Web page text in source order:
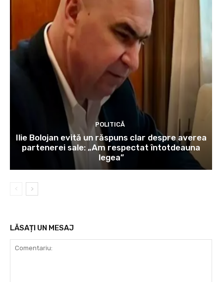
POLITICĂ
Ilie Bolojan evită un răspuns clar despre averea
partenerei sale: „Am respectat întotdeauna
legea”
LĂSAȚI UN MESAJ